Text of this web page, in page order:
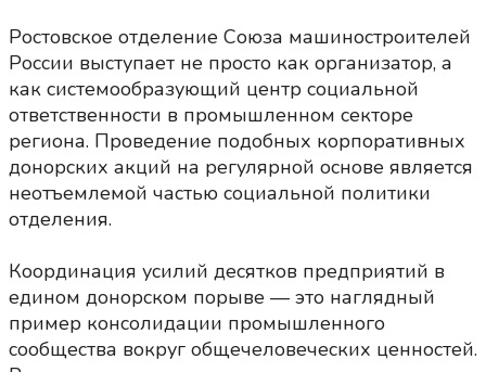
Ростовское отделение Союза машиностроителей
России выступает не просто как организатор, а
как системообразующий центр социальной
ответственности в промышленном секторе
региона. Проведение подобных корпоративных
донорских акций на регулярной основе является
неотъемлемой частью социальной политики
отделения.
Координация усилий десятков предприятий в
едином донорском порыве — это наглядный
пример консолидации промышленного
сообщества вокруг общечеловеческих ценностей.